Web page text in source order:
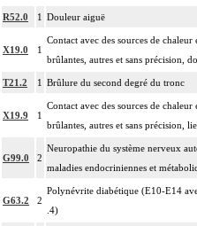
R52.0 1 Douleur aiguë
X19.0 1
Contact avec des sources de chaleur
brûlantes, autres et sans précision,
T21.2 1 Brûlure du second degré du tronc
X19.9 1
Contact avec des sources de chaleur
brûlantes, autres et sans précision,
G99.0 2
Neuropathie du système nerveux
maladies endocriniennes et
G63.2 2
Polynévrite diabétique (E10-E14
.4)